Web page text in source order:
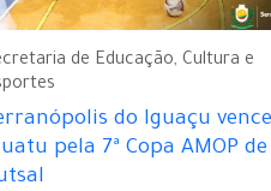
de Educação, Cultura e
do Iguaçu vence
pela 7ª Copa AMOP de